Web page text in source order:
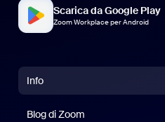
Scarica da Google Play
Zoom Workplace per Android
Info
Blog di Zoom